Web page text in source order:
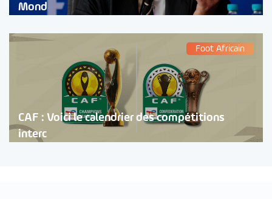
Mond
Foot Africain
CAF : Voici le calendrier des compétitions
interc